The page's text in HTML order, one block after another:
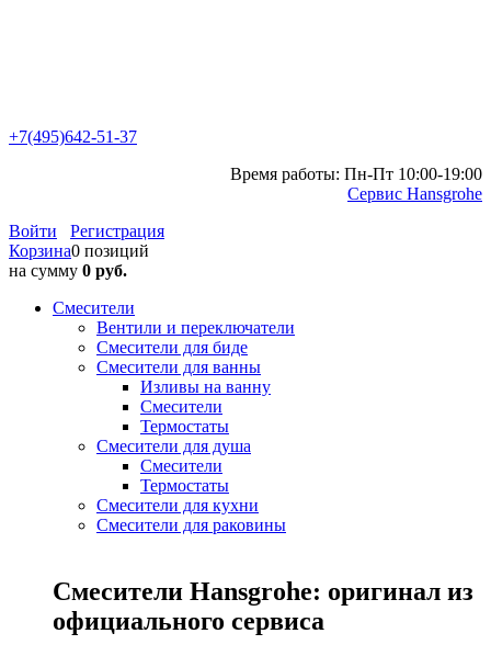
+7(495)642-51-37
Время работы: Пн-Пт 10:00-19:00
Сервис Hansgrohe
Войти
Регистрация
Корзина0 позиций
на сумму 0 руб.
Смесители
Вентили и переключатели
Смесители для биде
Смесители для ванны
Изливы на ванну
Смесители
Термостаты
Смесители для душа
Смесители
Термостаты
Смесители для кухни
Смесители для раковины
Смесители Hansgrohe: оригинал из
официального сервиса